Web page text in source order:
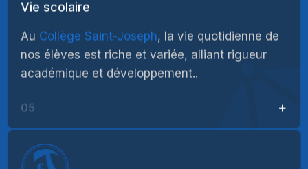
Vie scolaire
Au Collège Saint-Joseph, la vie quotidienne de
nos élèves est riche et variée, alliant rigueur
académique et développement..
05